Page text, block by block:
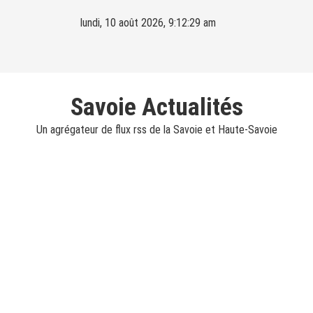
lundi, 10 août 2026, 9:12:30 am
Savoie Actualités
Un agrégateur de flux rss de la Savoie et Haute-Savoie